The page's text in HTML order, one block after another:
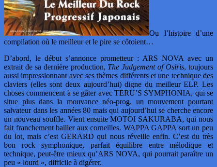
Ou l’histoire d’une
compilation où le meilleur et le pire se côtoient…
D’abord, le début s’annonce prometteur : ARS NOVA avec un
extrait de sa dernière production, The Judgement of Osiris, toujours
aussi impressionnant avec ses thèmes différents et une technique des
claviers (elles sont deux aujourd’hui) digne du meilleur ELP. Les
choses commencent à se gâter avec TERU’S SYMPHONIA, qui se
situe plus dans la mouvance néo-prog, un mouvement pourtant
salvateur dans les années 80 mais qui aujourd’hui se cherche encore
un nouveau souffle. Vient ensuite MOTOI SAKURABA, qui nous
fait franchement bailler aux corneilles. WAPPA GAPPA sort un peu
du lot, mais c’est GERARD qui nous réveille enfin. C’est du très
bon rock symphonique, parfait équilibre entre mélodique et
technique, peut-être mieux qu’ARS NOVA, qui pourrait paraître un
peu « lourd », difficile à digérer.